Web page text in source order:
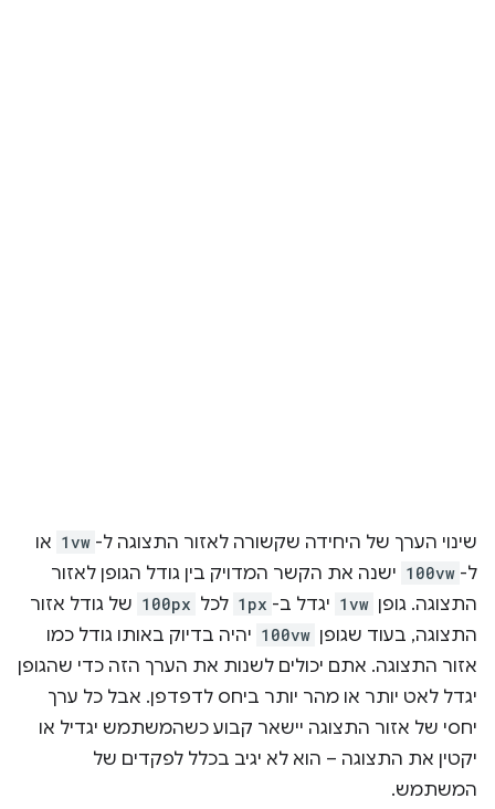
שינוי הערך של היחידה שקשורה לאזור התצוגה ל- 1vw או
ל- 100vw ישנה את הקשר המדויק בין גודל הגופן לאזור
התצוגה. גופן 1vw יגדל ב- 1px לכל 100px של גודל אזור
התצוגה, בעוד שגופן 100vw יהיה בדיוק באותו גודל כמו
אזור התצוגה. אתם יכולים לשנות את הערך הזה כדי שהגופן
יגדל לאט יותר או מהר יותר ביחס לדפדפן. אבל כל ערך
יחסי של אזור התצוגה יישאר קבוע כשהמשתמש יגדיל או
יקטין את התצוגה – הוא לא יגיב בכלל לפקדים של
המשתמש.